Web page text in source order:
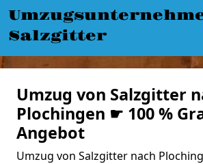
Salzgitter
Umzug von Salzgitter
Plochingen ☛ 100 %
Angebot
Umzug von Salzgitter nach